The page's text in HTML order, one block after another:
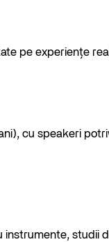
pe experiențe
cu speakeri
studii